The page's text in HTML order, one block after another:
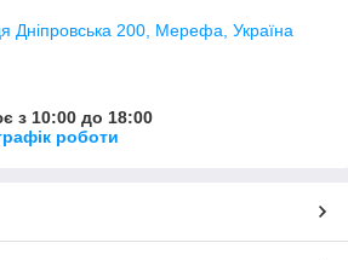
Дніпровська 200, Мерефа, Україна
з 10:00 до 18:00
роботи